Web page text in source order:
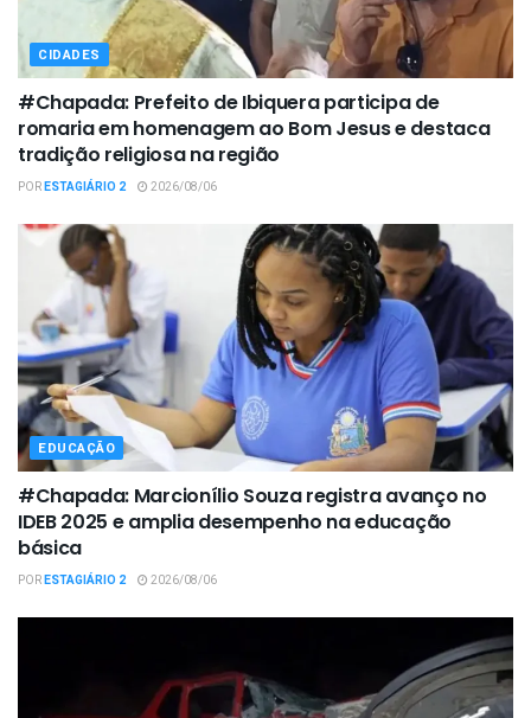
CIDADES
#Chapada: Prefeito de Ibiquera participa de
romaria em homenagem ao Bom Jesus e destaca
tradição religiosa na região
PORESTAGIÁRIO 2 2026/08/06
EDUCAÇÃO
#Chapada: Marcionílio Souza registra avanço no
IDEB 2025 e amplia desempenho na educação
básica
PORESTAGIÁRIO 2 2026/08/06